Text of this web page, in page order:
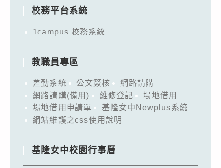
校務平台系統
1campus 校務系統
教職員專區
差勤系統 公文簽核
網路請購
網路請購(備用)
維修登記
場地借用
場地借用申請單
基隆女中Newplus系統
網站維護之css使用說明
基隆女中校園行事曆